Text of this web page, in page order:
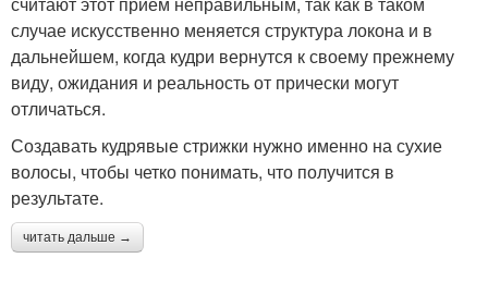
случае искусственно меняется структура локона и в
дальнейшем, когда кудри вернутся к своему прежнему
виду, ожидания и реальность от прически могут
отличаться.
Создавать кудрявые стрижки нужно именно на сухие
волосы, чтобы четко понимать, что получится в
результате.
читать дальше →